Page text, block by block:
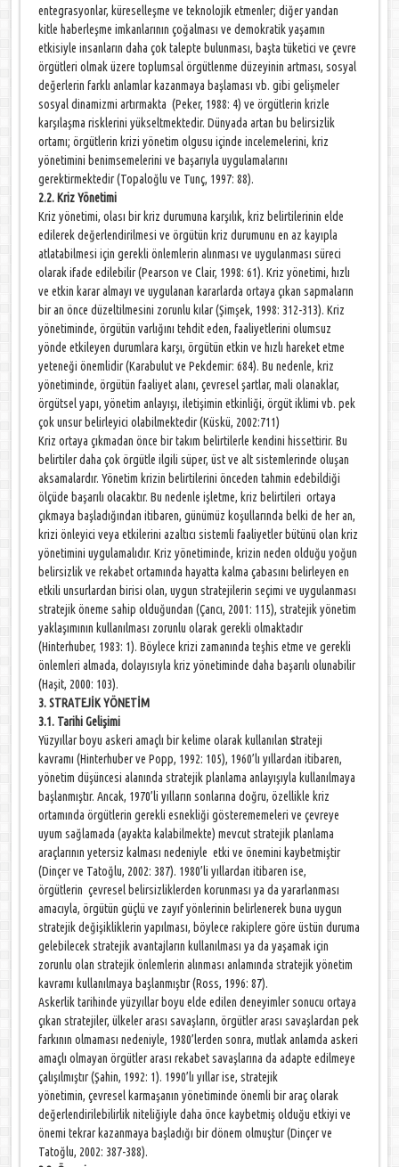
entegrasyonlar, küreselleşme ve teknolojik etmenler; diğer yandan
kitle haberleşme imkanlarının çoğalması ve demokratik yaşamın
etkisiyle insanların daha çok talepte bulunması, başta tüketici ve çevre
örgütleri olmak üzere toplumsal örgütlenme düzeyinin artması, sosyal
değerlerin farklı anlamlar kazanmaya başlaması vb. gibi gelişmeler
sosyal dinamizmi artırmakta (Peker, 1988: 4) ve örgütlerin krizle
karşılaşma risklerini yükseltmektedir. Dünyada artan bu belirsizlik
ortamı; örgütlerin krizi yönetim olgusu içinde incelemelerini, kriz
yönetimini benimsemelerini ve başarıyla uygulamalarını
gerektirmektedir (Topaloğlu ve Tunç, 1997: 88).
2.2. Kriz Yönetimi
Kriz yönetimi, olası bir kriz durumuna karşılık, kriz belirtilerinin elde
edilerek değerlendirilmesi ve örgütün kriz durumunu en az kayıpla
atlatabilmesi için gerekli önlemlerin alınması ve uygulanması süreci
olarak ifade edilebilir (Pearson ve Clair, 1998: 61). Kriz yönetimi, hızlı
ve etkin karar almayı ve uygulanan kararlarda ortaya çıkan sapmaların
bir an önce düzeltilmesini zorunlu kılar (Şimşek, 1998: 312-313). Kriz
yönetiminde, örgütün varlığını tehdit eden, faaliyetlerini olumsuz
yönde etkileyen durumlara karşı, örgütün etkin ve hızlı hareket etme
yeteneği önemlidir (Karabulut ve Pekdemir: 684). Bu nedenle, kriz
yönetiminde, örgütün faaliyet alanı, çevresel şartlar, mali olanaklar,
örgütsel yapı, yönetim anlayışı, iletişimin etkinliği, örgüt iklimi vb. pek
çok unsur belirleyici olabilmektedir (Küskü, 2002:711)
Kriz ortaya çıkmadan önce bir takım belirtilerle kendini hissettirir. Bu
belirtiler daha çok örgütle ilgili süper, üst ve alt sistemlerinde oluşan
aksamalardır. Yönetim krizin belirtilerini önceden tahmin edebildiği
ölçüde başarılı olacaktır. Bu nedenle işletme, kriz belirtileri ortaya
çıkmaya başladığından itibaren, günümüz koşullarında belki de her an,
krizi önleyici veya etkilerini azaltıcı sistemli faaliyetler bütünü olan kriz
yönetimini uygulamalıdır. Kriz yönetiminde, krizin neden olduğu yoğun
belirsizlik ve rekabet ortamında hayatta kalma çabasını belirleyen en
etkili unsurlardan birisi olan, uygun stratejilerin seçimi ve uygulanması
stratejik öneme sahip olduğundan (Çancı, 2001: 115), stratejik yönetim
yaklaşımının kullanılması zorunlu olarak gerekli olmaktadır
(Hinterhuber, 1983: 1). Böylece krizi zamanında teşhis etme ve gerekli
önlemleri almada, dolayısıyla kriz yönetiminde daha başarılı olunabilir
(Haşit, 2000: 103).
3. STRATEJİK YÖNETİM
3.1. Tarihi Gelişimi
Yüzyıllar boyu askeri amaçlı bir kelime olarak kullanılan strateji
kavramı (Hinterhuber ve Popp, 1992: 105), 1960’lı yıllardan itibaren,
yönetim düşüncesi alanında stratejik planlama anlayışıyla kullanılmaya
başlanmıştır. Ancak, 1970’li yılların sonlarına doğru, özellikle kriz
ortamında örgütlerin gerekli esnekliği gösterememeleri ve çevreye
uyum sağlamada (ayakta kalabilmekte) mevcut stratejik planlama
araçlarının yetersiz kalması nedeniyle etki ve önemini kaybetmiştir
(Dinçer ve Tatoğlu, 2002: 387). 1980’li yıllardan itibaren ise,
örgütlerin çevresel belirsizliklerden korunması ya da yararlanması
amacıyla, örgütün güçlü ve zayıf yönlerinin belirlenerek buna uygun
stratejik değişikliklerin yapılması, böylece rakiplere göre üstün duruma
gelebilecek stratejik avantajların kullanılması ya da yaşamak için
zorunlu olan stratejik önlemlerin alınması anlamında stratejik yönetim
kavramı kullanılmaya başlanmıştır (Ross, 1996: 87).
Askerlik tarihinde yüzyıllar boyu elde edilen deneyimler sonucu ortaya
çıkan stratejiler, ülkeler arası savaşların, örgütler arası savaşlardan pek
farkının olmaması nedeniyle, 1980’lerden sonra, mutlak anlamda askeri
amaçlı olmayan örgütler arası rekabet savaşlarına da adapte edilmeye
çalışılmıştır (Şahin, 1992: 1). 1990’lı yıllar ise, stratejik
yönetimin, çevresel karmaşanın yönetiminde önemli bir araç olarak
değerlendirilebilirlik niteliğiyle daha önce kaybetmiş olduğu etkiyi ve
önemi tekrar kazanmaya başladığı bir dönem olmuştur (Dinçer ve
Tatoğlu, 2002: 387-388).